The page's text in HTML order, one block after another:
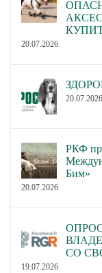
20.07.2026
20.07.2026
РКФ
Бим»
20.07.2026
СО
19.07.2026